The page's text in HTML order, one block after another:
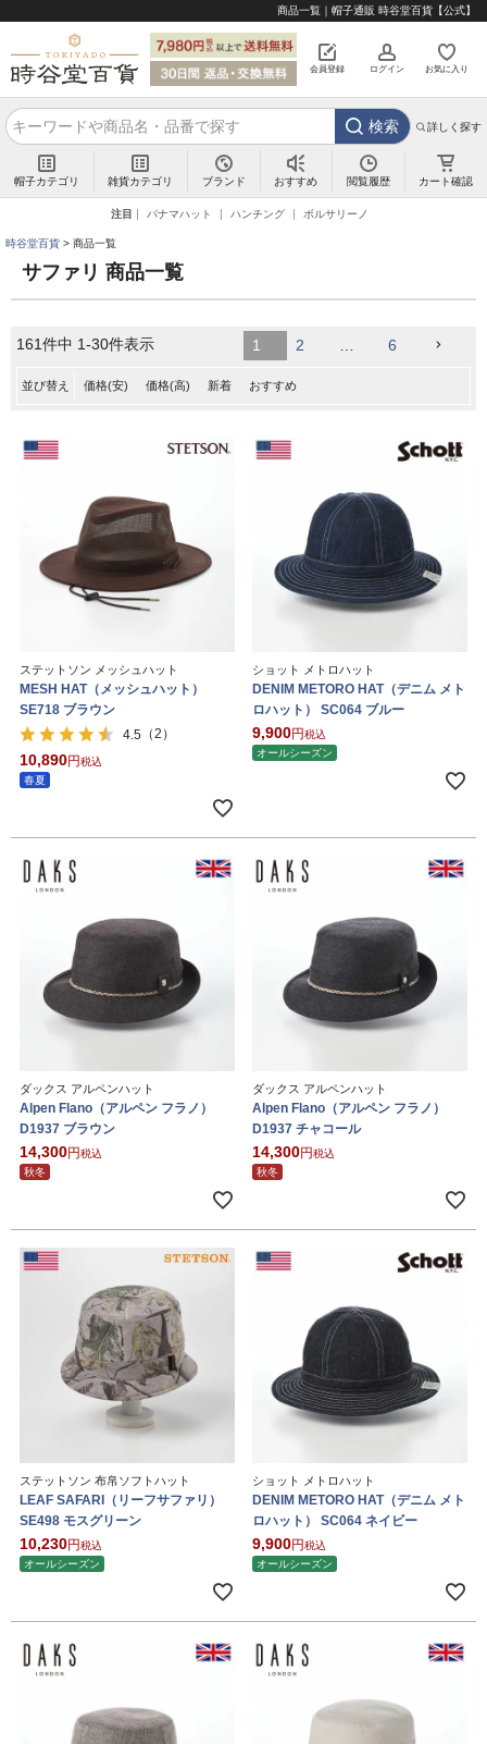
商品一覧｜帽子通販 時谷堂百貨【公式】
会員登録 ログイン お気に入り
検索 詳しく探す
帽子カテゴリ 雑貨カテゴリ ブランド おすすめ 閲覧履歴 カート確認
注目 パナマハット ハンチング ボルサリーノ
時谷堂百貨 商品一覧
サファリ 商品一覧
並び替え 価格(安) 価格(高) 新着 おすすめ
161件中 1-30件表示 1 2 … 6
ステットソン メッシュハット
MESH HAT（メッシュハット）
SE718 ブラウン
4.5 （2）
10,890
税込
春夏
ショット メトロハット
DENIM METORO HAT（デニム メト
ロハット） SC064 ブルー
9,900
税込
オールシーズン
ダックス アルペンハット
Alpen Flano（アルペン フラノ）
D1937 ブラウン
14,300
税込
秋冬
ダックス アルペンハット
Alpen Flano（アルペン フラノ）
D1937 チャコール
14,300
税込
秋冬
ステットソン 布帛ソフトハット
LEAF SAFARI（リーフサファリ）
SE498 モスグリーン
10,230
税込
オールシーズン
ショット メトロハット
DENIM METORO HAT（デニム メト
ロハット） SC064 ネイビー
9,900
税込
オールシーズン